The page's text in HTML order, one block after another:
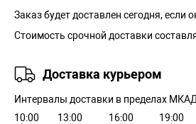
Заказ будет доставлен сегодня, если
Стоимость срочной доставки
Доставка курьером
Интервалы доставки в пределах
10:00
13:00 16:00 19:00